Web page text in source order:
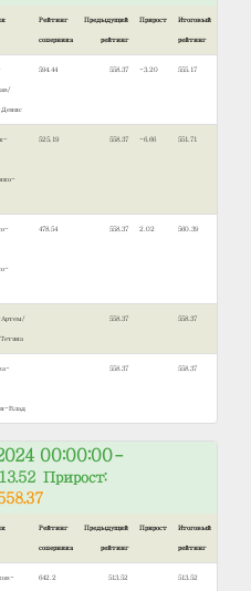
Рейтинг
соперника
Предыдущий
рейтинг
Прирост Итоговый
рейтинг
Денис
594.44 558.37 -3.20 555.17
525.19 558.37 -6.66 551.71
478.54 558.37 2.02 560.39
Артем/ 558.37 558.37
Влад
558.37 558.37
00:00:00–
Прирост:
Рейтинг
соперника
Предыдущий
рейтинг
Прирост Итоговый
рейтинг
642.2 513.52 513.52